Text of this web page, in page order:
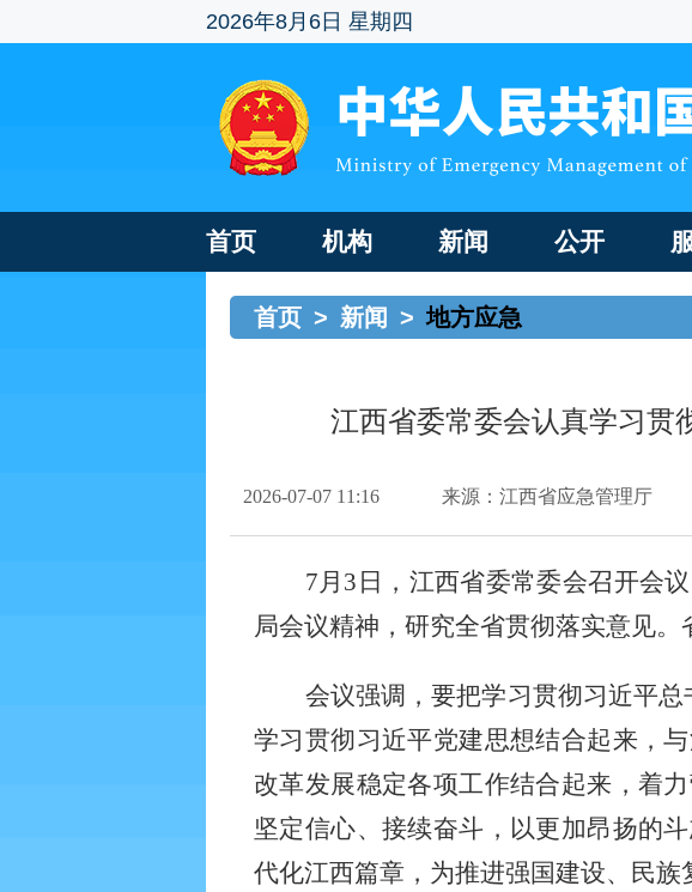
2026年8月6日 星期四
首页 机构 新闻 公开
首页 > 新闻 > 地方应急
江西省委常委会认真学习贯
2026-07-07 11:16 来源：江西省应急管理厅
7月3日，江西省委常委会召开会
局会议精神，研究全省贯彻落实意见。
会议强调，要把学习贯彻习近平总
学习贯彻习近平党建思想结合起来，
改革发展稳定各项工作结合起来，着
坚定信心、接续奋斗，以更加昂扬的
代化江西篇章，为推进强国建设、民族